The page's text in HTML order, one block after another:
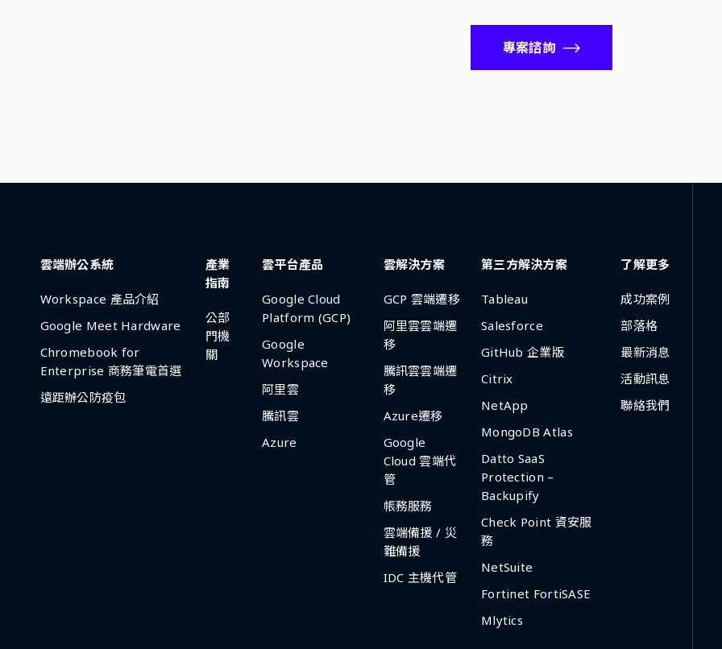
專案諮詢
雲端辦公系統
Workspace 產品介紹
Google Meet Hardware
Chromebook for
Enterprise 商務筆電首選
遠距辦公防疫包
產業
指南
公部
門機
關
雲平台產品
Google Cloud
Platform (GCP)
Google
Workspace
阿里雲
騰訊雲
Azure
雲解決方案
GCP 雲端遷移
阿里雲雲端遷
移
騰訊雲雲端遷
移
Azure遷移
Google
Cloud 雲端代
管
帳務服務
雲端備援 / 災
難備援
IDC 主機代管
第三方解決方案
Tableau
Salesforce
GitHub 企業版
Citrix
NetApp
MongoDB Atlas
Datto SaaS
Protection –
Backupify
Check Point 資安服
務
NetSuite
Fortinet FortiSASE
Mlytics
了解更多
成功案例
部落格
最新消息
活動訊息
聯絡我們